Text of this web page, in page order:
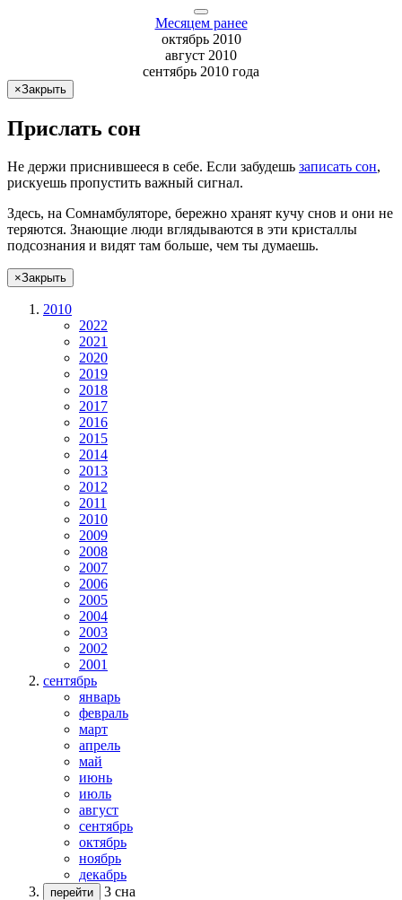
Месяцем ранее
октябрь 2010
август 2010
сентябрь 2010 года
×Закрыть
Прислать сон
Не держи приснившееся в себе. Если забудешь записать сон,
рискуешь пропустить важный сигнал.
Здесь, на Сомнамбуляторе, бережно хранят кучу снов и они не
теряются. Знающие люди вглядываются в эти кристаллы
подсознания и видят там больше, чем ты думаешь.
×Закрыть
2010
2022
2021
2020
2019
2018
2017
2016
2015
2014
2013
2012
2011
2010
2009
2008
2007
2006
2005
2004
2003
2002
2001
сентябрь
январь
февраль
март
апрель
май
июнь
июль
август
сентябрь
октябрь
ноябрь
декабрь
перейти 3 сна